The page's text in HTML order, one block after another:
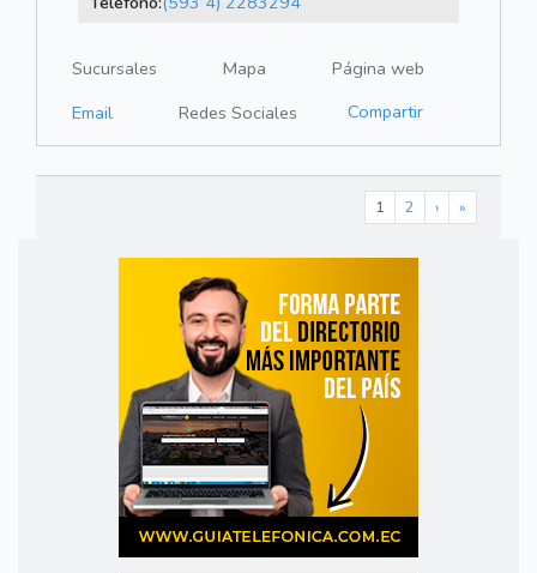
Sucursales Mapa
Página web
Email
Redes Sociales Compartir
1 2 › »